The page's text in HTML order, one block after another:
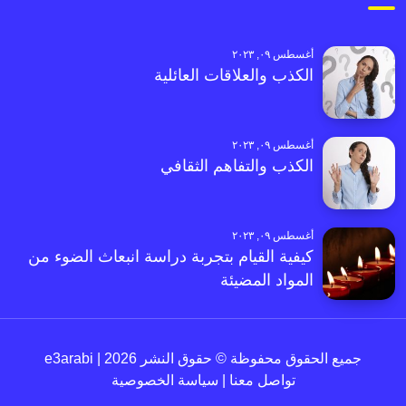
أغسطس ٠٩, ٢٠٢٣
الكذب والعلاقات العائلية
أغسطس ٠٩, ٢٠٢٣
الكذب والتفاهم الثقافي
أغسطس ٠٩, ٢٠٢٣
كيفية القيام بتجربة دراسة انبعاث الضوء من
المواد المضيئة
جميع الحقوق محفوظة © حقوق النشر 2026 | e3arabi
تواصل معنا
سياسة الخصوصية